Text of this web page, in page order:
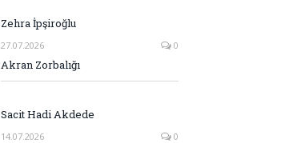
Zehra İpşiroğlu
27.07.2026 0
Akran Zorbalığı
Sacit Hadi Akdede
14.07.2026 0